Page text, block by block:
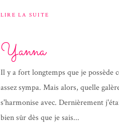
LIRE LA SUITE
Yanna
Il y a fort longtemps que je possède
assez sympa. Mais alors, quelle
s'harmonise avec. Dernièrement
bien sûr dès que je sais...